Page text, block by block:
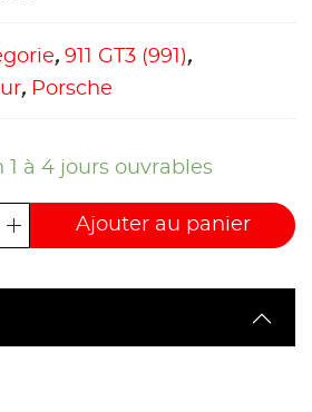
, 911 GT3 (991),
, Porsche
1 à 4 jours ouvrables
Ajouter au panier